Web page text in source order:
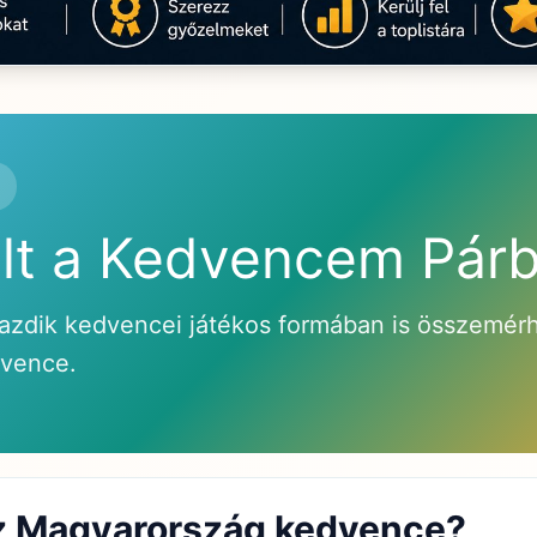
a Kedvencem
kedvencei játékos formában is